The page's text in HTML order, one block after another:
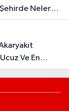
Neler
Ve En